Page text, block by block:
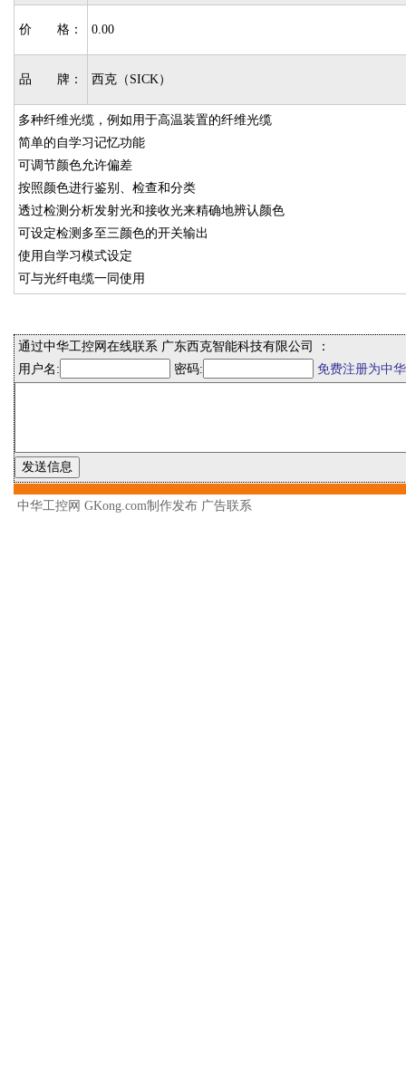
价 格： 0.00
品 牌： 西克（SICK）
多种纤维光缆，例如用于高温装置的纤维光缆
简单的自学习记忆功能
可调节颜色允许偏差
按照颜色进行鉴别、检查和分类
透过检测分析发射光和接收光来精确地辨认颜色
可设定检测多至三颜色的开关输出
使用自学习模式设定
可与光纤电缆一同使用
通过中华工控网在线联系 广东西克智能科技有限公司 ：
用户名:
密码: 免费注册为中
中华工控网 GKong.com制作发布 广告联系